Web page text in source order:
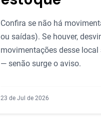
Confira se não há
ou saídas). Se houver,
movimentações desse local
— senão surge o aviso.
23 de Jul de 2026